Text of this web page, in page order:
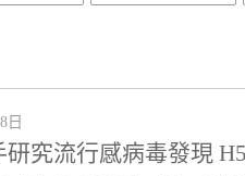
日
研究流行感病毒發現